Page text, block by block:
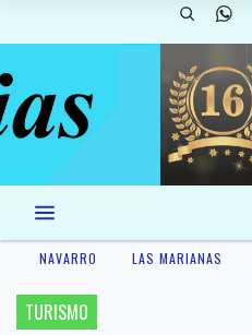
NAVARRO LAS MARIANAS
TURISMO